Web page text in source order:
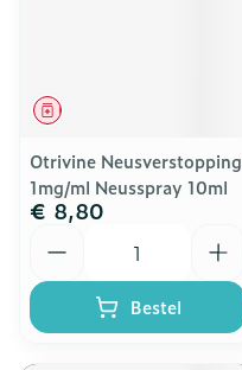
Geneesmiddel
Otrivine Neusverstopping
1mg/ml Neusspray 10ml
€ 8,80
Bestel